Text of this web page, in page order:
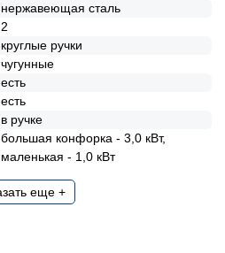
нержавеющая сталь
2
круглые ручки
чугунные
есть
есть
в ручке
большая конфорка - 3,0 кВт,
маленькая - 1,0 кВт
еще +